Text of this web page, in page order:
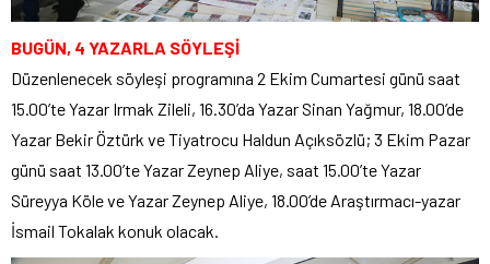
BUGÜN, 4 YAZARLA SÖYLEŞİ
Düzenlenecek söyleşi programına 2 Ekim Cumartesi günü saat
15.00’te Yazar Irmak Zileli, 16.30’da Yazar Sinan Yağmur, 18.00’de
Yazar Bekir Öztürk ve Tiyatrocu Haldun Açıksözlü; 3 Ekim Pazar
günü saat 13.00’te Yazar Zeynep Aliye, saat 15.00’te Yazar
Süreyya Köle ve Yazar Zeynep Aliye, 18.00’de Araştırmacı-yazar
İsmail Tokalak konuk olacak.